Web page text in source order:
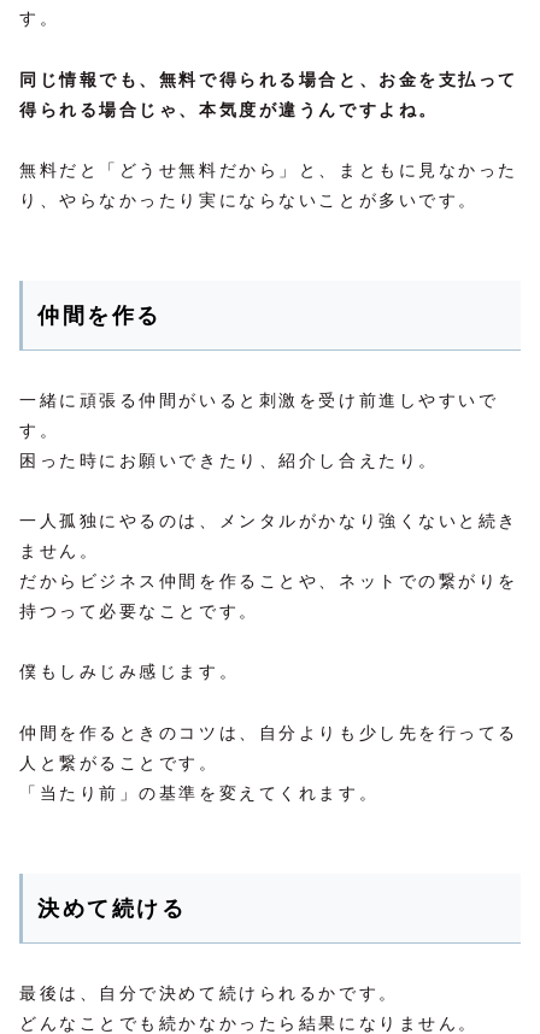
す。
同じ情報でも、無料で得られる場合と、お金を支払って
得られる場合じゃ、本気度が違うんですよね。
無料だと「どうせ無料だから」と、まともに見なかった
り、やらなかったり実にならないことが多いです。
仲間を作る
一緒に頑張る仲間がいると刺激を受け前進しやすいで
す。
困った時にお願いできたり、紹介し合えたり。
一人孤独にやるのは、メンタルがかなり強くないと続き
ません。
だからビジネス仲間を作ることや、ネットでの繋がりを
持つって必要なことです。
僕もしみじみ感じます。
仲間を作るときのコツは、自分よりも少し先を行ってる
人と繋がることです。
「当たり前」の基準を変えてくれます。
決めて続ける
最後は、自分で決めて続けられるかです。
どんなことでも続かなかったら結果になりません。